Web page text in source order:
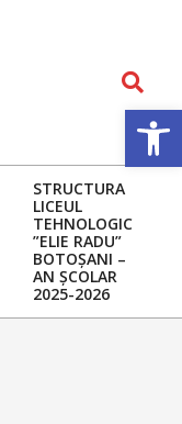
Search
STRUCTURA
LICEUL
TEHNOLOGIC
”ELIE RADU”
BOTOȘANI –
AN ȘCOLAR
2025-2026